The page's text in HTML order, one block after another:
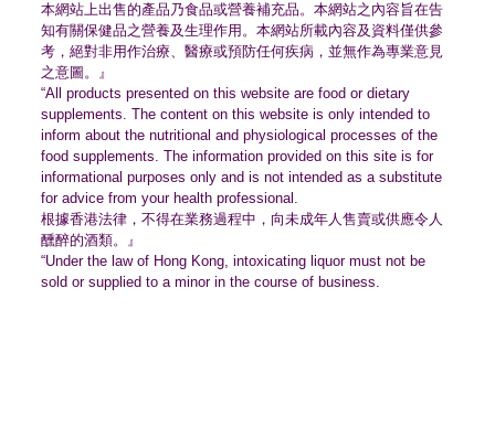
本網站上出售的產品乃食品或營養補充品。 本網站之內容旨在告
知有關保健品之營養及生理作用。 本網站所載內容及資料僅供參
考，絕對非用作治療、 醫療或預防任何疾病，並無作為專業意見
之意圖。』
“All products presented on this website are food or dietary
supplements. The content on this website is only intended to
inform about the nutritional and physiological processes of the
food supplements. The information provided on this site is for
informational purposes only and is not intended as a substitute
for advice from your health professional.
根據香港法律，不得在業務過程中， 向未成年人售賣或供應令人
醺醉的酒類。』
“Under the law of Hong Kong, intoxicating liquor must not be
sold or supplied to a minor in the course of business.